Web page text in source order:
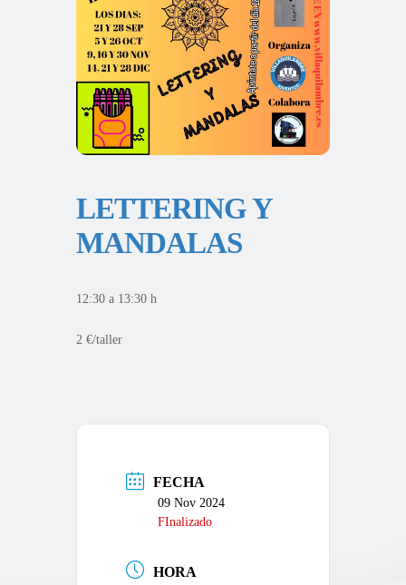
LETTERING Y
MANDALAS
12:30 a 13:30 h
2 €/taller
FECHA
09 Nov 2024
FInalizado
HORA